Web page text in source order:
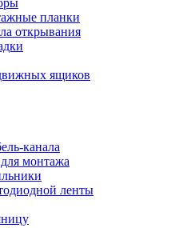
планки
открывания
ящиков
канала
монтажа
ленты